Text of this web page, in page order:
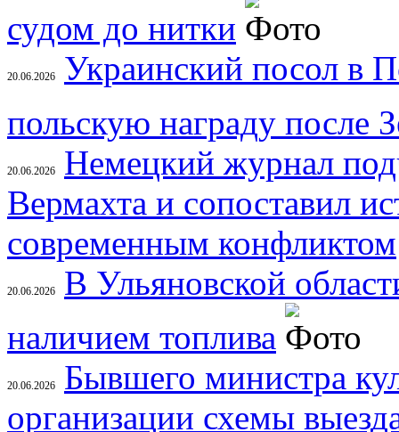
судом до нитки
20.06.2026
Украинский посол в
польскую награду после
20.06.2026
Немецкий журнал
Вермахта и сопоставил
современным конфликтом
20.06.2026
В Ульяновской
наличием топлива
20.06.2026
Бывшего министра
организации схемы